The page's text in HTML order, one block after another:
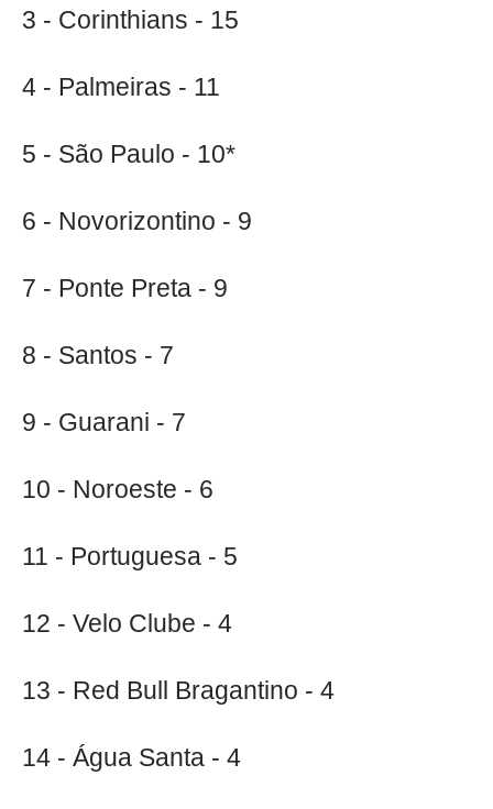
3 - Corinthians - 15
4 - Palmeiras - 11
5 - São Paulo - 10*
6 - Novorizontino - 9
7 - Ponte Preta - 9
8 - Santos - 7
9 - Guarani - 7
10 - Noroeste - 6
11 - Portuguesa - 5
12 - Velo Clube - 4
13 - Red Bull Bragantino - 4
14 - Água Santa - 4